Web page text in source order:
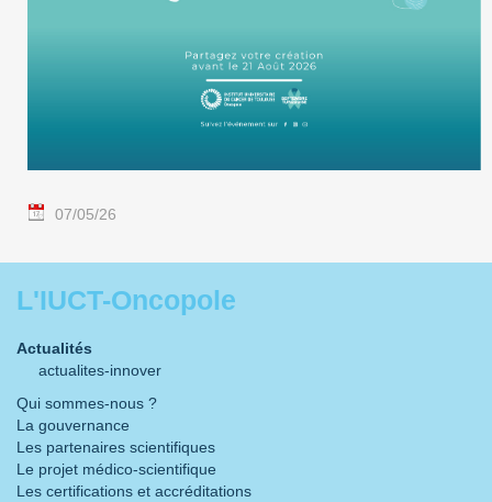
07/05/26
L'IUCT-Oncopole
Actualités
actualites-innover
Qui sommes-nous ?
La gouvernance
Les partenaires scientifiques
Le projet médico-scientifique
Les certifications et accréditations